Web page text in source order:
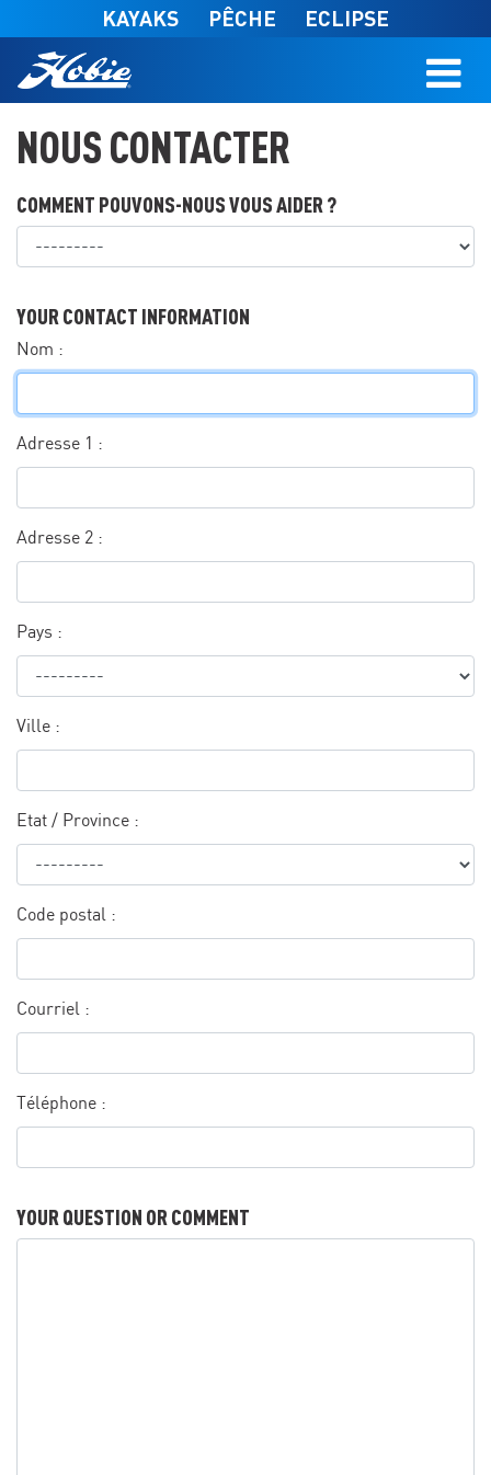
Skip to main content
KAYAKS PÊCHE ECLIPSE
NOUS CONTACTER
COMMENT POUVONS-NOUS VOUS AIDER ?
YOUR CONTACT INFORMATION
Nom :
Adresse 1 :
Adresse 2 :
Pays :
Ville :
Etat / Province :
Code postal :
Courriel :
Téléphone :
YOUR QUESTION OR COMMENT